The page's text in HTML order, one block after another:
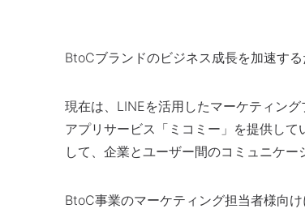
BtoCブランドのビジネス成長を加速す
現在は、LINEを活用したマーケティン
アプリサービス「ミコミー」を提供し
して、企業とユーザー間のコミュニケ
BtoC事業のマーケティング担当者様向